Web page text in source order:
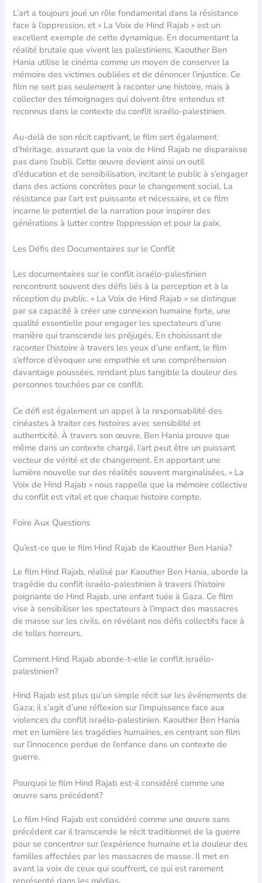
L’art a toujours joué un rôle fondamental dans la résistance
face à l’oppression, et « La Voix de Hind Rajab » est un
excellent exemple de cette dynamique. En documentant la
réalité brutale que vivent les palestiniens, Kaouther Ben
Hania utilise le cinéma comme un moyen de conserver la
mémoire des victimes oubliées et de dénoncer l’injustice. Ce
film ne sert pas seulement à raconter une histoire, mais à
collecter des témoignages qui doivent être entendus et
reconnus dans le contexte du conflit israélo-palestinien.
Au-delà de son récit captivant, le film sert également
d’héritage, assurant que la voix de Hind Rajab ne disparaisse
pas dans l’oubli. Cette œuvre devient ainsi un outil
d’éducation et de sensibilisation, incitant le public à s’engager
dans des actions concrètes pour le changement social. La
résistance par l’art est puissante et nécessaire, et ce film
incarne le potentiel de la narration pour inspirer des
générations à lutter contre l’oppression et pour la paix.
Les Défis des Documentaires sur le Conflit
Les documentaires sur le conflit israélo-palestinien
rencontrent souvent des défis liés à la perception et à la
réception du public. « La Voix de Hind Rajab » se distingue
par sa capacité à créer une connexion humaine forte, une
qualité essentielle pour engager les spectateurs d’une
manière qui transcende les préjugés. En choisissant de
raconter l’histoire à travers les yeux d’une enfant, le film
s’efforce d’évoquer une empathie et une compréhension
davantage poussées, rendant plus tangible la douleur des
personnes touchées par ce conflit.
Ce défi est également un appel à la responsabilité des
cinéastes à traiter ces histoires avec sensibilité et
authenticité. À travers son œuvre, Ben Hania prouve que
même dans un contexte chargé, l’art peut être un puissant
vecteur de vérité et de changement. En apportant une
lumière nouvelle sur des réalités souvent marginalisées, « La
Voix de Hind Rajab » nous rappelle que la mémoire collective
du conflit est vital et que chaque histoire compte.
Foire Aux Questions
Qu’est-ce que le film Hind Rajab de Kaouther Ben Hania?
Le film Hind Rajab, réalisé par Kaouther Ben Hania, aborde la
tragédie du conflit israélo-palestinien à travers l’histoire
poignante de Hind Rajab, une enfant tuée à Gaza. Ce film
vise à sensibiliser les spectateurs à l’impact des massacres
de masse sur les civils, en révélant nos défis collectifs face à
de telles horreurs.
Comment Hind Rajab aborde-t-elle le conflit israélo-
palestinien?
Hind Rajab est plus qu’un simple récit sur les événements de
Gaza; il s’agit d’une réflexion sur l’impuissance face aux
violences du conflit israélo-palestinien. Kaouther Ben Hania
met en lumière les tragédies humaines, en centrant son film
sur l’innocence perdue de l’enfance dans un contexte de
guerre.
Pourquoi le film Hind Rajab est-il considéré comme une
œuvre sans précédent?
Le film Hind Rajab est considéré comme une œuvre sans
précédent car il transcende le récit traditionnel de la guerre
pour se concentrer sur l’expérience humaine et la douleur des
familles affectées par les massacres de masse. Il met en
avant la voix de ceux qui souffrent, ce qui est rarement
représenté dans les médias.